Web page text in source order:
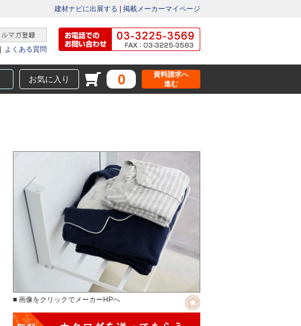
建材ナビに出展する 掲載メーカーマイページ
よくある質問
お気に入り 0
資料請求へ
進む
■ 画像をクリックでメーカーHPへ